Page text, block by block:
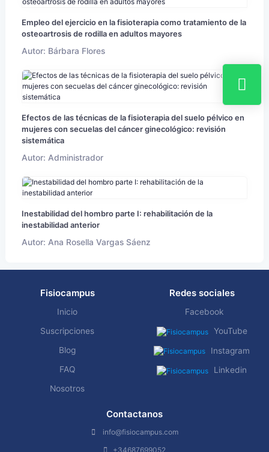
Empleo del ejercicio en la fisioterapia como tratamiento de la
osteoartrosis de rodilla en adultos mayores
Autor: Bárbara Flores
Efectos de las técnicas de la fisioterapia del suelo pélvico en
mujeres con secuelas del cáncer ginecológico: revisión
sistemática
Autor: Administrador
Inestabilidad del hombro parte I: rehabilitación de la
inestabilidad anterior
Autor: Ana Rosella Vargas Sáenz
Fisiocampus
Inicio
Suscripciones
Blog
FAQ
Nosotros
Redes sociales
Facebook
YouTube
Instagram
Linkedin
Contactanos
info@fisiocampus.com
+34687699052